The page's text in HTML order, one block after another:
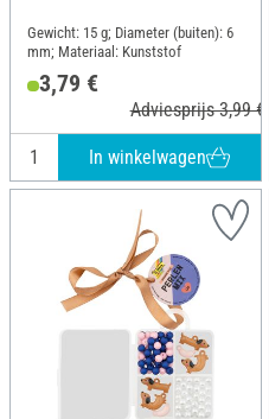
Gewicht: 15 g; Diameter (buiten): 6
mm; Materiaal: Kunststof
3,79 €
Adviesprijs 3,99 €
In winkelwagen